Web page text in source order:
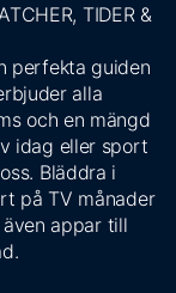
TIDER &
perfekta guiden
alla
och en mängd
idag eller sport
Bläddra i
på TV månader
appar till